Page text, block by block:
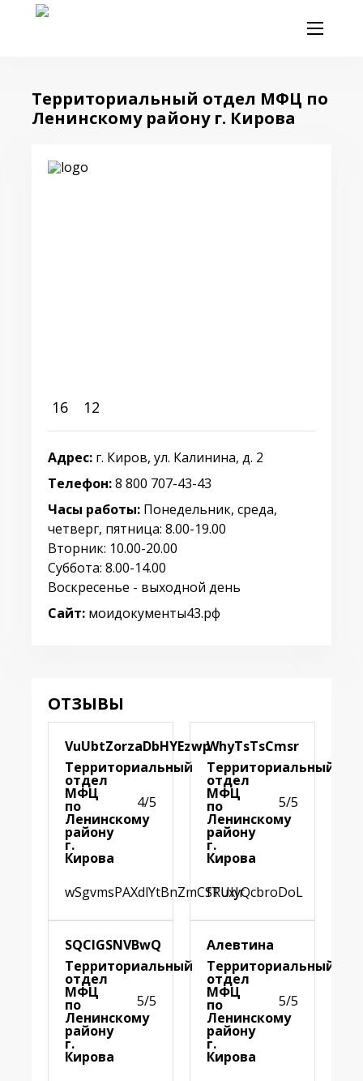
Территориальный отдел МФЦ по
Ленинскому району г. Кирова
16 12
Адрес: г. Киров, ул. Калинина, д. 2
Телефон:8 800 707-43-43
Часы работы: Понедельник, среда,
четверг, пятница: 8.00-19.00
Вторник: 10.00-20.00
Суббота: 8.00-14.00
Воскресенье - выходной день
Сайт: моидокументы43.рф
ОТЗЫВЫ
VuUbtZorzaDbHYEzwp
Территориальный
отдел
МФЦ
по
Ленинскому
району
г.
Кирова
4/5
wSgvmsPAXdlYtBnZmCSRuxJr
WhyTsTsCmsr
Территориальный
отдел
МФЦ
по
Ленинскому
району
г.
Кирова
5/5
fTUIyQcbroDoL
SQCIGSNVBwQ
Территориальный
отдел
МФЦ
по
Ленинскому
району
г.
Кирова
5/5
Алевтина
Территориальный
отдел
МФЦ
по
Ленинскому
району
г.
Кирова
5/5